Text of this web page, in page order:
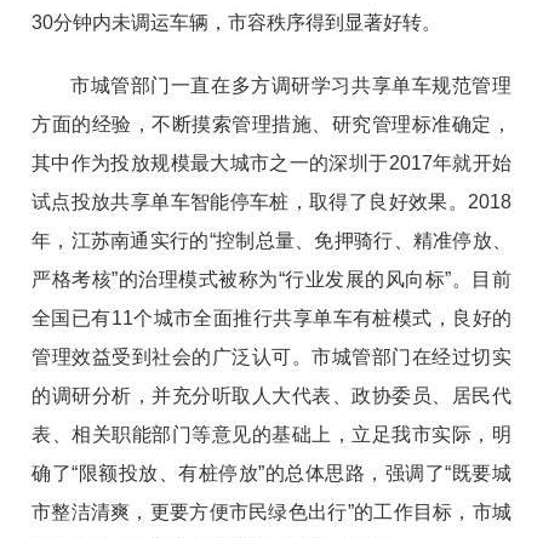
30分钟内未调运车辆，市容秩序得到显著好转。
市城管部门一直在多方调研学习共享单车规范管理
方面的经验，不断摸索管理措施、研究管理标准确定，
其中作为投放规模最大城市之一的深圳于2017年就开始
试点投放共享单车智能停车桩，取得了良好效果。2018
年，江苏南通实行的“控制总量、免押骑行、精准停放、
严格考核”的治理模式被称为“行业发展的风向标”。目前
全国已有11个城市全面推行共享单车有桩模式，良好的
管理效益受到社会的广泛认可。市城管部门在经过切实
的调研分析，并充分听取人大代表、政协委员、居民代
表、相关职能部门等意见的基础上，立足我市实际，明
确了“限额投放、有桩停放”的总体思路，强调了“既要城
市整洁清爽，更要方便市民绿色出行”的工作目标，市城